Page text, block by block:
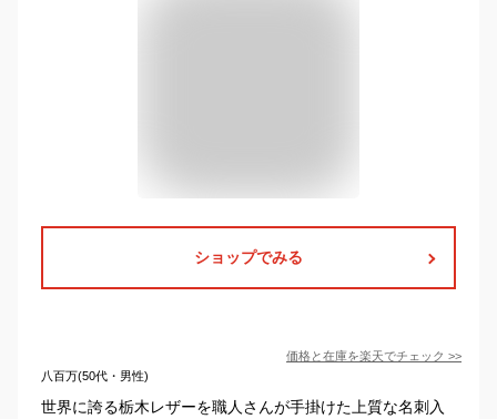
ショップでみる
価格と在庫を楽天でチェック >>
八百万(50代・男性)
世界に誇る栃木レザーを職人さんが手掛けた上質な名刺入